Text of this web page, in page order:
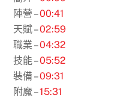
陣營 –00:41
天賦 –02:59
職業 –04:32
技能 –05:52
裝備 –09:31
附魔 –15:31